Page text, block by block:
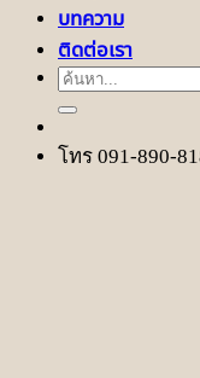
บทความ
ติดต่อเรา
ค้นหา:
โทร 091-890-